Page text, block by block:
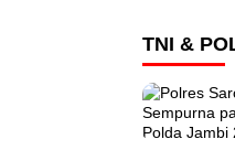
TNI &